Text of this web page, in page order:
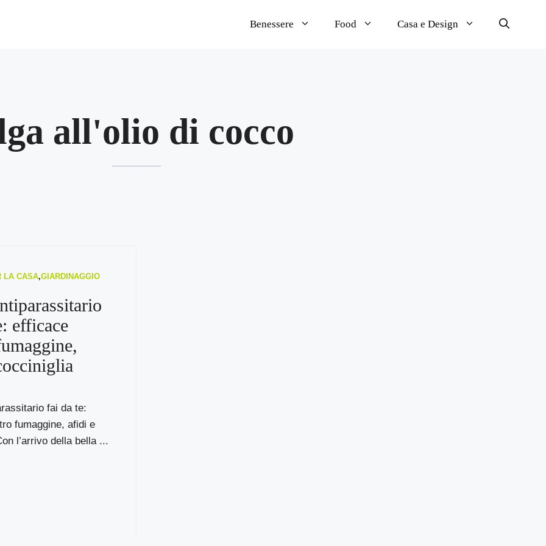
Benessere Food Casa e Design
all'olio di cocco
LA CASA,GIARDINAGGIO
efficace
fai da te:
fumaggine, afidi e
l’arrivo della bella ...